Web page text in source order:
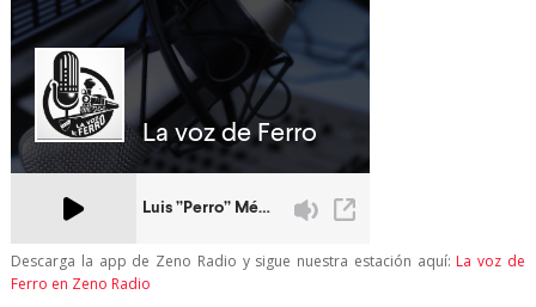
Descarga la app de Zeno Radio y sigue nuestra estación aquí: La voz de
Ferro en Zeno Radio